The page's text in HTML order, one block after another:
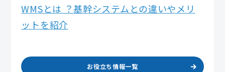
WMSとは ？基幹システムとの違いやメリ
ットを紹介
お役立ち情報一覧